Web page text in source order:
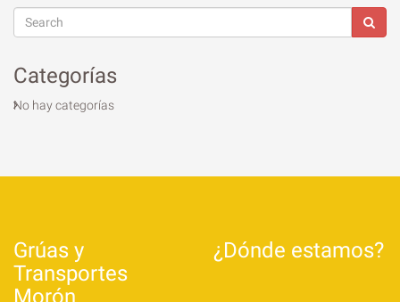
Categorías
No hay categorías
Grúas y
Transportes
Morón
¿Dónde estamos?